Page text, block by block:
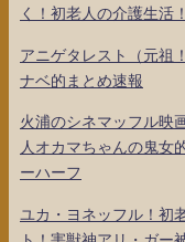
く！初老人の介護生活
アニゲタレスト（元祖
ナベ的まとめ速報
火浦のシネマッフル映
人オカマちゃんの鬼女
ーハーフ
ユカ・ヨネッフル！初